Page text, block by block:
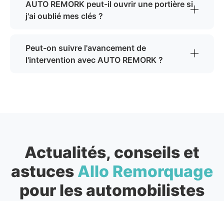
AUTO REMORK peut-il ouvrir une portière si
j'ai oublié mes clés ?
Peut-on suivre l'avancement de
l'intervention avec AUTO REMORK ?
Actualités, conseils et
astuces Allo Remorquage
pour les automobilistes